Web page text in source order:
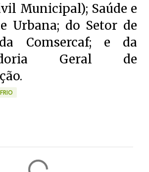
Municipal); Saúde e
Urbana; do Setor de
Comsercaf; e da
Geral de